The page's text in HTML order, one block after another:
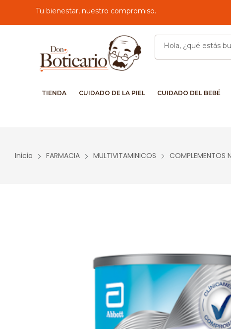
Tu bienestar, nuestro compromiso.
TIENDA CUIDADO DE LA PIEL CUIDADO DEL BEBÉ
Inicio FARMACIA MULTIVITAMINICOS COMPLEMENTOS